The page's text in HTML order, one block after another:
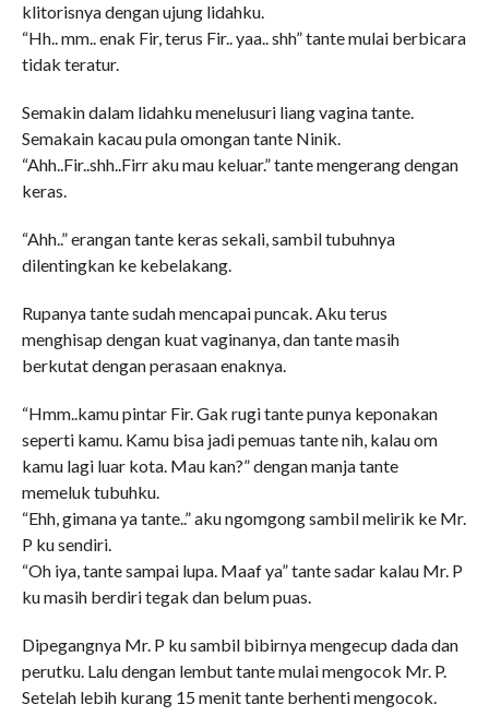
klitorisnya dengan ujung lidahku.
“Hh.. mm.. enak Fir, terus Fir.. yaa.. shh” tante mulai berbicara
tidak teratur.
Semakin dalam lidahku menelusuri liang vagina tante.
Semakain kacau pula omongan tante Ninik.
“Ahh..Fir..shh..Firr aku mau keluar.” tante mengerang dengan
keras.
“Ahh..” erangan tante keras sekali, sambil tubuhnya
dilentingkan ke kebelakang.
Rupanya tante sudah mencapai puncak. Aku terus
menghisap dengan kuat vaginanya, dan tante masih
berkutat dengan perasaan enaknya.
“Hmm..kamu pintar Fir. Gak rugi tante punya keponakan
seperti kamu. Kamu bisa jadi pemuas tante nih, kalau om
kamu lagi luar kota. Mau kan?” dengan manja tante
memeluk tubuhku.
“Ehh, gimana ya tante..” aku ngomgong sambil melirik ke Mr.
P ku sendiri.
“Oh iya, tante sampai lupa. Maaf ya” tante sadar kalau Mr. P
ku masih berdiri tegak dan belum puas.
Dipegangnya Mr. P ku sambil bibirnya mengecup dada dan
perutku. Lalu dengan lembut tante mulai mengocok Mr. P.
Setelah lebih kurang 15 menit tante berhenti mengocok.